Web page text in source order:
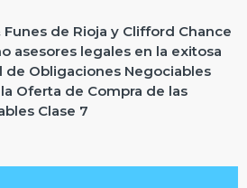
Funes de Rioja y Clifford Chance
asesores legales en la exitosa
Obligaciones Negociables
Oferta de Compra de las
Clase 7